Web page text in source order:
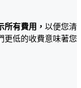
所有費用， 以便您清
更低的收費意味著您